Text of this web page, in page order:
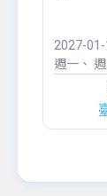
2027-
週一